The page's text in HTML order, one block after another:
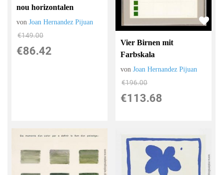
nou horizontalen
vonJoan Hernandez Pijuan
€149.00
€86.42
Vier Birnen mit
Farbskala
vonJoan Hernandez Pijuan
€196.00
€113.68